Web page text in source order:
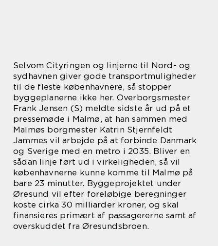
Selvom Cityringen og linjerne til Nord- og
sydhavnen giver gode transportmuligheder
til de fleste københavnere, så stopper
byggeplanerne ikke her. Overborgsmester
Frank Jensen (S) meldte sidste år ud på et
pressemøde i Malmø, at han sammen med
Malmøs borgmester Katrin Stjernfeldt
Jammes vil arbejde på at forbinde Danmark
og Sverige med en metro i 2035. Bliver en
sådan linje ført ud i virkeligheden, så vil
københavnerne kunne komme til Malmø på
bare 23 minutter. Byggeprojektet under
Øresund vil efter foreløbige beregninger
koste cirka 30 milliarder kroner, og skal
finansieres primært af passagererne samt af
overskuddet fra Øresundsbroen.